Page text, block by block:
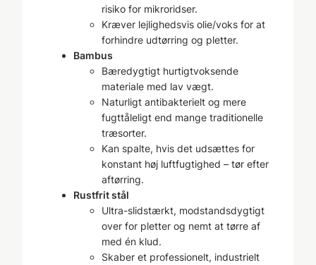
risiko for mikro­ridser.
Kræver lejlighedsvis olie/voks for at
forhindre udtørring og pletter.
Bambus
Bæredygtigt hurtigtvoksende
materiale med lav vægt.
Naturligt antibakterielt og mere
fugt­tåleligt end mange traditionelle
træsorter.
Kan spalte, hvis det udsættes for
konstant høj luftfugtighed – tør efter
aftørring.
Rustfrit stål
Ultra-slidstærkt, modstandsdygtigt
over for pletter og nemt at tørre af
med én klud.
Skaber et professionelt, industrielt